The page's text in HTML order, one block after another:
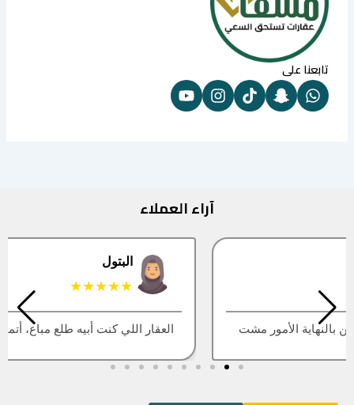
تابعنا على
آراء العملاء
العقار اللي كنت أبيه طلع مباع، أتمنى التحديث يكون أسرع